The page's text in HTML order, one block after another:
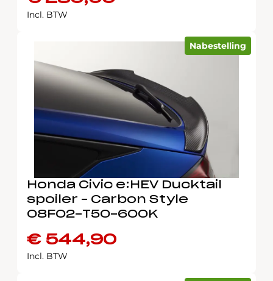
Incl. BTW
Nabestelling
Honda Civic e:HEV Ducktail
spoiler – Carbon Style
08F02-T50-600K
€544,90
Incl. BTW